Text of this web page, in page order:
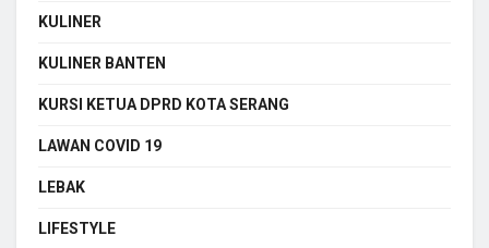
KULINER
KULINER BANTEN
KURSI KETUA DPRD KOTA SERANG
LAWAN COVID 19
LEBAK
LIFESTYLE